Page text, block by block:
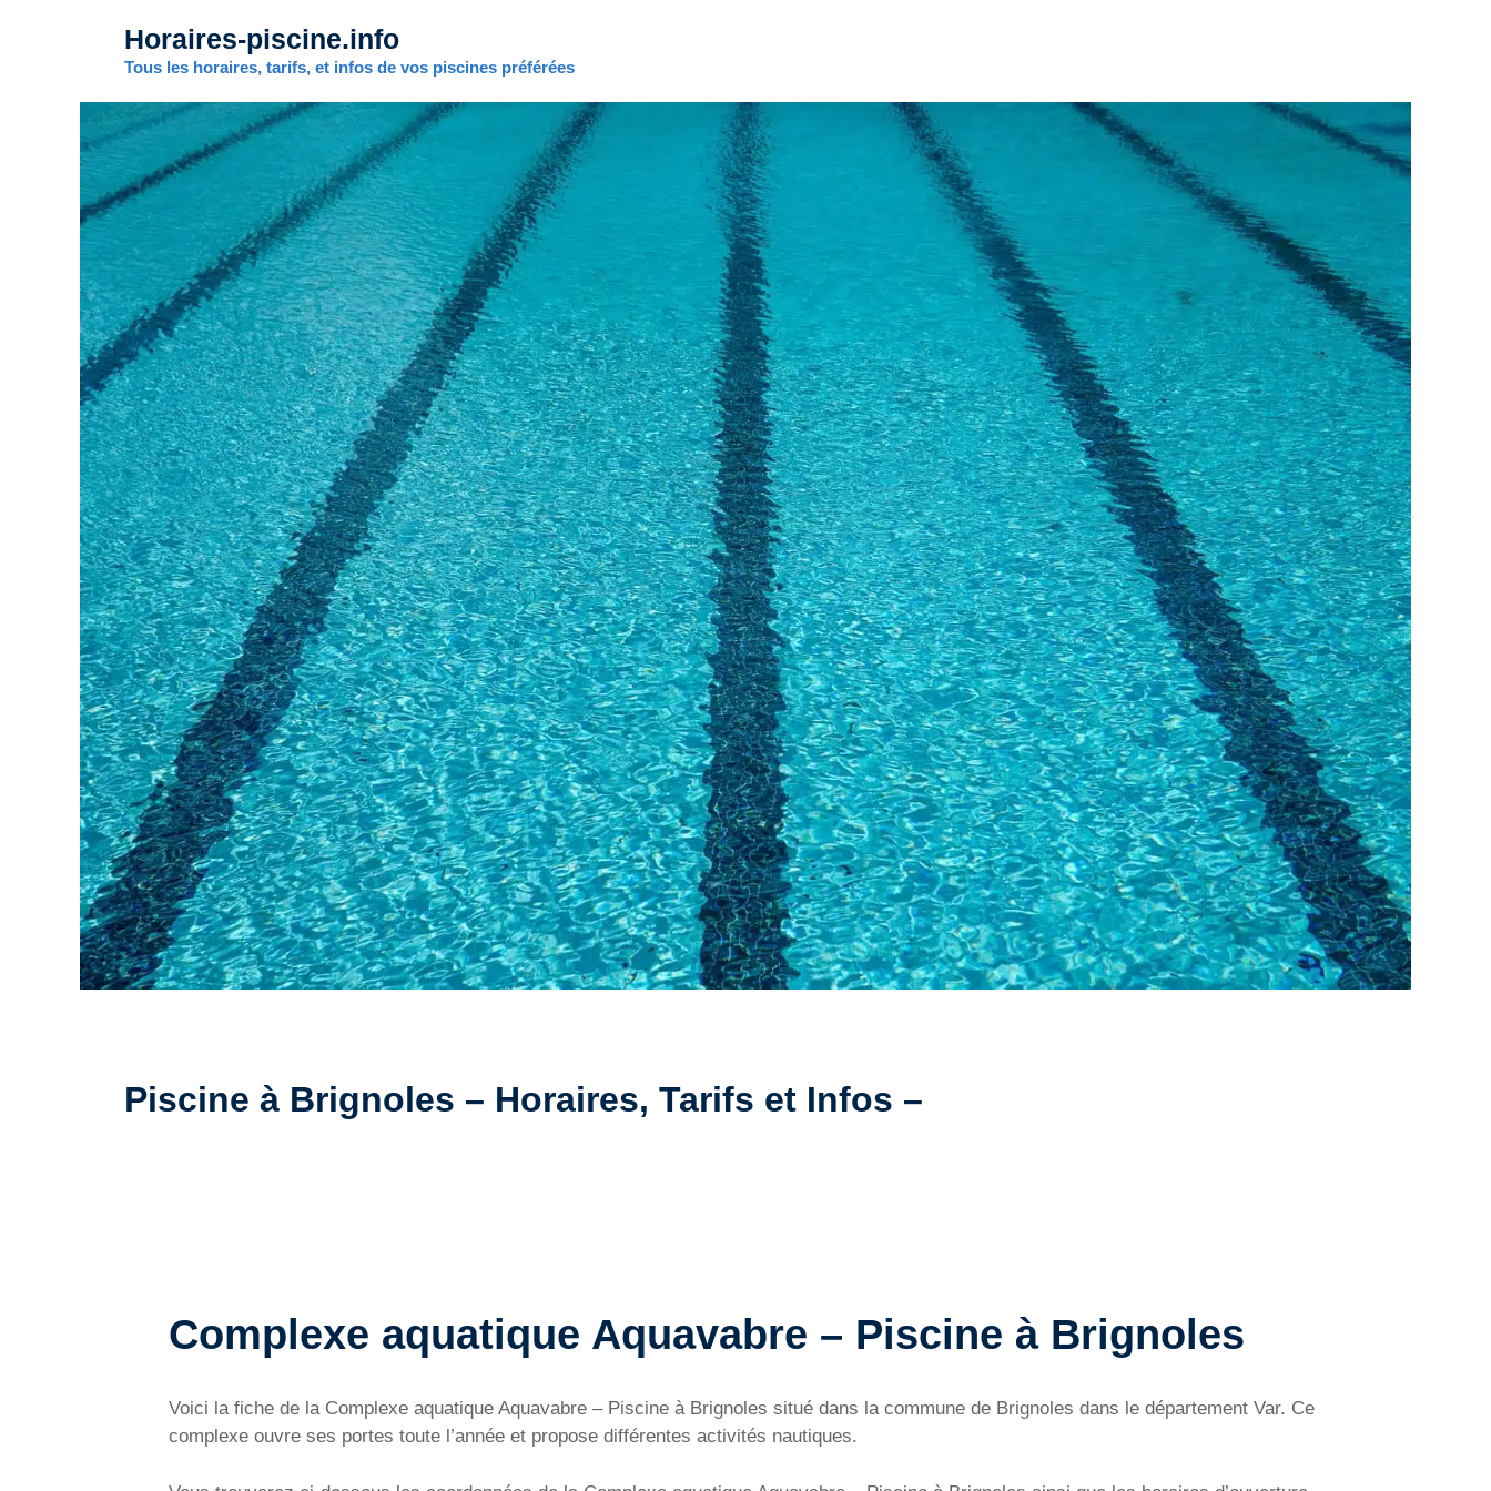
Horaires-piscine.info
Tous les horaires, tarifs, et infos de vos piscines préférées
Piscine à Brignoles – Horaires, Tarifs et Infos –
Complexe aquatique Aquavabre – Piscine à Brignoles
Voici la fiche de la Complexe aquatique Aquavabre – Piscine à Brignoles situé dans la commune de Brignoles dans le département Var. Ce
complexe ouvre ses portes toute l’année et propose différentes activités nautiques.